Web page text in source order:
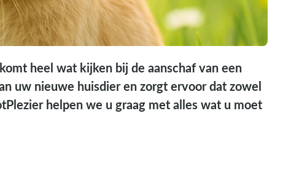
heel wat kijken bij de aanschaf van een
uw nieuwe huisdier en zorgt ervoor dat zowel
helpen we u graag met alles wat u moet